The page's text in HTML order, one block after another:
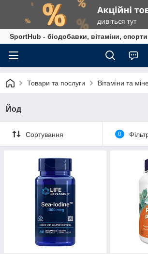
SportHub - біодобавки, вітаміни,
Товари та послуги Вітаміни та
Йод
Сортування 0